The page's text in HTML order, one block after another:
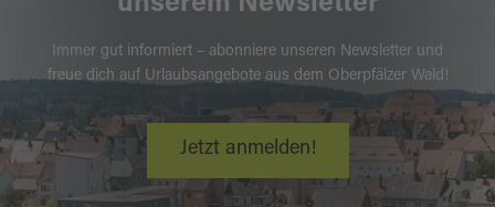
Immer gut informiert – abonniere unseren Newsletter und
freue dich auf Urlaubsangebote aus dem Oberpfälzer Wald!
Jetzt anmelden!